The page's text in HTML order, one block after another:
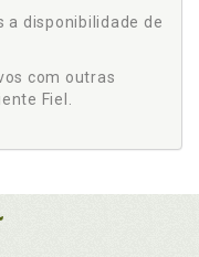
a disponibilidade de
com outras
Fiel.